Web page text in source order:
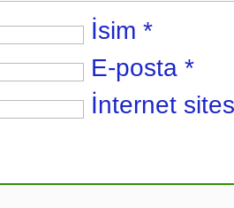
İsim *
E-posta *
İnternet